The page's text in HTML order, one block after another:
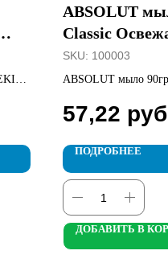
ABSOLUT
Classic
SKU: 100003
ABSOLUT мыло
57,22
ПОДРОБНЕЕ
ДОБАВИТЬ В